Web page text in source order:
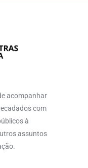
acompanhar
com
à
assuntos